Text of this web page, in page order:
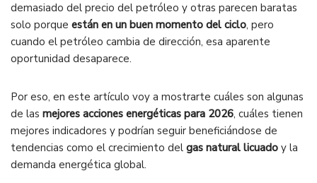
demasiado del precio del petróleo y otras parecen baratas
solo porque están en un buen momento del ciclo, pero
cuando el petróleo cambia de dirección, esa aparente
oportunidad desaparece.
Por eso, en este artículo voy a mostrarte cuáles son algunas
de las mejores acciones energéticas para 2026, cuáles tienen
mejores indicadores y podrían seguir beneficiándose de
tendencias como el crecimiento del gas natural licuado y la
demanda energética global.